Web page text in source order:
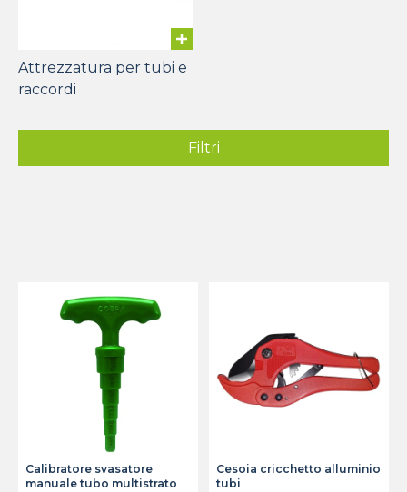
Attrezzatura per tubi e
raccordi
Filtri
Calibratore svasatore
manuale tubo multistrato
Cesoia cricchetto alluminio
tubi